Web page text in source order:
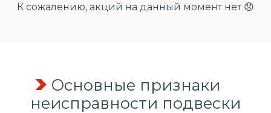
К сожалению, акций на данный момент нет 😞
Основные признаки
неисправности подвески